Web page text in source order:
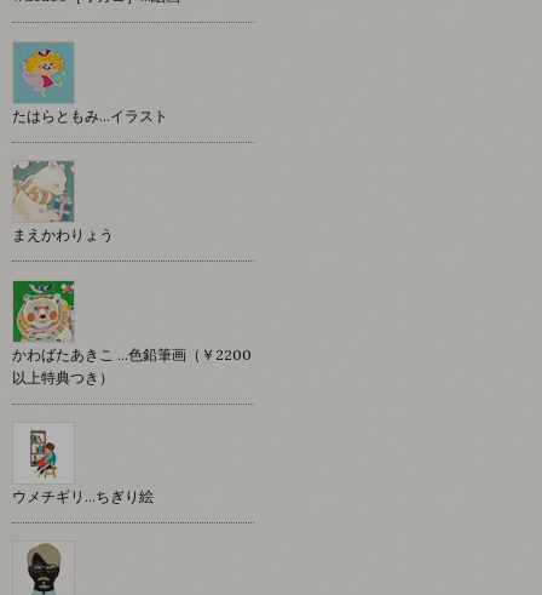
たはらともみ…イラスト
まえかわりょう
かわばたあきこ …色鉛筆画（￥2200
以上特典つき）
ウメチギリ…ちぎり絵